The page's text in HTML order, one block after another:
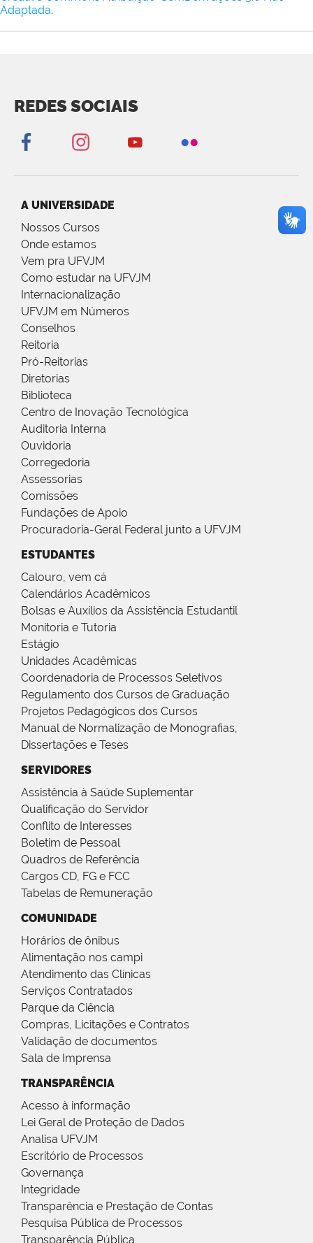
Adaptada.
REDES SOCIAIS
A UNIVERSIDADE
Nossos Cursos
Onde estamos
Vem pra UFVJM
Como estudar na UFVJM
Internacionalização
UFVJM em Números
Conselhos
Reitoria
Pró-Reitorias
Diretorias
Biblioteca
Centro de Inovação Tecnológica
Auditoria Interna
Ouvidoria
Corregedoria
Assessorias
Comissões
Fundações de Apoio
Procuradoria-Geral Federal junto a UFVJM
ESTUDANTES
Calouro, vem cá
Calendários Acadêmicos
Bolsas e Auxílios da Assistência Estudantil
Monitoria e Tutoria
Estágio
Unidades Acadêmicas
Coordenadoria de Processos Seletivos
Regulamento dos Cursos de Graduação
Projetos Pedagógicos dos Cursos
Manual de Normalização de Monografias,
Dissertações e Teses
SERVIDORES
Assistência à Saúde Suplementar
Qualificação do Servidor
Conflito de Interesses
Boletim de Pessoal
Quadros de Referência
Cargos CD, FG e FCC
Tabelas de Remuneração
COMUNIDADE
Horários de ônibus
Alimentação nos campi
Atendimento das Clínicas
Serviços Contratados
Parque da Ciência
Compras, Licitações e Contratos
Validação de documentos
Sala de Imprensa
TRANSPARÊNCIA
Acesso à informação
Lei Geral de Proteção de Dados
Analisa UFVJM
Escritório de Processos
Governança
Integridade
Transparência e Prestação de Contas
Pesquisa Pública de Processos
Transparência Pública